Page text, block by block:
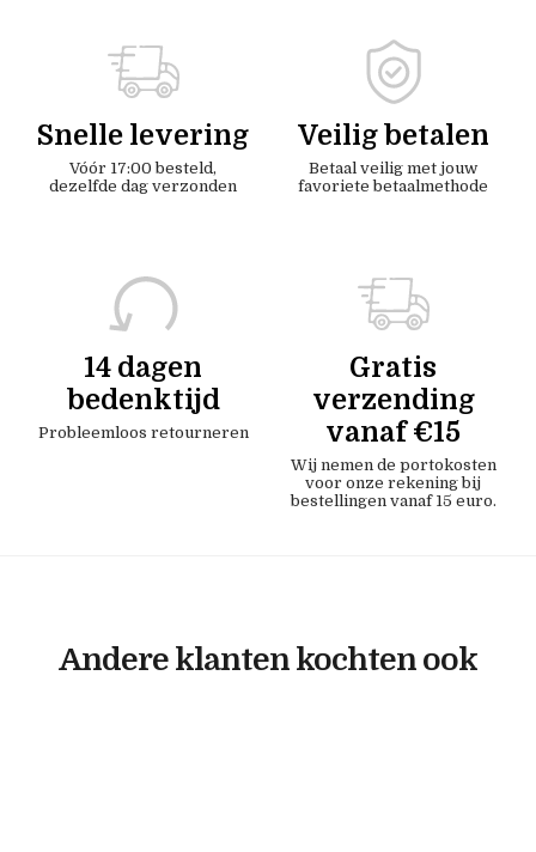
Snelle levering
Vóór 17:00 besteld,
dezelfde dag verzonden
Veilig betalen
Betaal veilig met jouw
favoriete betaalmethode
14 dagen
bedenktijd
Probleemloos retourneren
Gratis
verzending
vanaf €15
Wij nemen de portokosten
voor onze rekening bij
bestellingen vanaf 15 euro.
Andere klanten kochten ook